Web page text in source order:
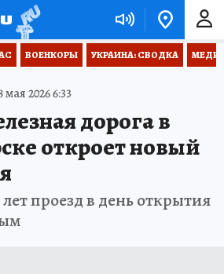
ВОЕНКОРЫ УКРАИНА: СВОДКА
мая 2026 6:33
дорога в
откроет новый
проезд в день открытия